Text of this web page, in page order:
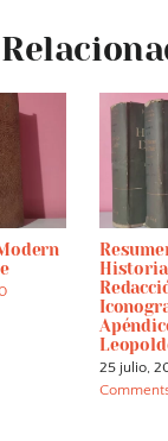
Historia
25 julio,